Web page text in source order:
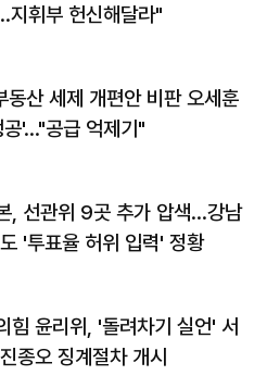
지휘부 헌신해달라"
동산 세제 개편안 비판 오세훈
공'…"공급 억제기"
, 선관위 9곳 추가 압색…강남
도 '투표율 허위 입력' 정황
힘 윤리위, '돌려차기 실언' 서
종오 징계절차 개시